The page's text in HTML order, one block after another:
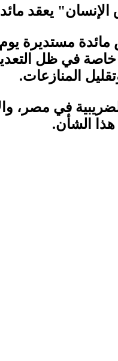
الإنسان" يعقد
في ظل
المنازعات.
في مصر،
هذا الشأن.